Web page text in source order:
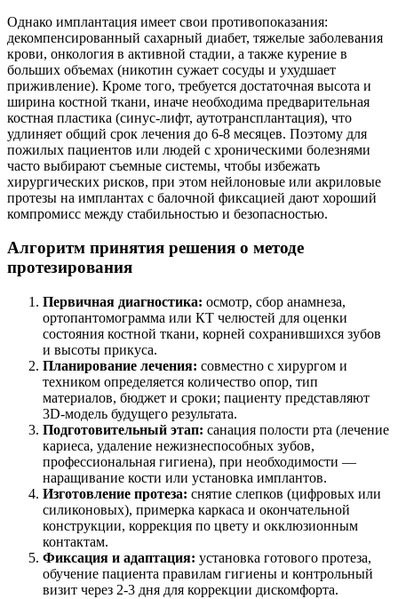
Однако имплантация имеет свои противопоказания:
декомпенсированный сахарный диабет, тяжелые заболевания
крови, онкология в активной стадии, а также курение в
больших объемах (никотин сужает сосуды и ухудшает
приживление). Кроме того, требуется достаточная высота и
ширина костной ткани, иначе необходима предварительная
костная пластика (синус-лифт, аутотрансплантация), что
удлиняет общий срок лечения до 6-8 месяцев. Поэтому для
пожилых пациентов или людей с хроническими болезнями
часто выбирают съемные системы, чтобы избежать
хирургических рисков, при этом нейлоновые или акриловые
протезы на имплантах с балочной фиксацией дают хороший
компромисс между стабильностью и безопасностью.
Алгоритм принятия решения о методе
протезирования
Первичная диагностика: осмотр, сбор анамнеза,
ортопантомограмма или КТ челюстей для оценки
состояния костной ткани, корней сохранившихся зубов
и высоты прикуса.
Планирование лечения: совместно с хирургом и
техником определяется количество опор, тип
материалов, бюджет и сроки; пациенту представляют
3D-модель будущего результата.
Подготовительный этап: санация полости рта (лечение
кариеса, удаление нежизнеспособных зубов,
профессиональная гигиена), при необходимости —
наращивание кости или установка имплантов.
Изготовление протеза: снятие слепков (цифровых или
силиконовых), примерка каркаса и окончательной
конструкции, коррекция по цвету и окклюзионным
контактам.
Фиксация и адаптация: установка готового протеза,
обучение пациента правилам гигиены и контрольный
визит через 2-3 дня для коррекции дискомфорта.